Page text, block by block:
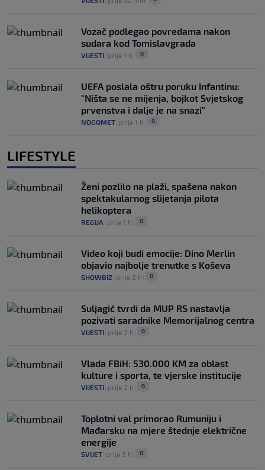
Vozač podlegao povredama nakon
sudara kod Tomislavgrada
VIJESTI prije 1 h 0
UEFA poslala oštru poruku Infantinu:
"Ništa se ne mijenja, bojkot Svjetskog
prvenstva i dalje je na snazi"
NOGOMET prije 1 h 0
LIFESTYLE
Ženi pozlilo na plaži, spašena nakon
spektakularnog slijetanja pilota
helikoptera
REGIJA prije 1 h 0
Video koji budi emocije: Dino Merlin
objavio najbolje trenutke s Koševa
SHOWBIZ prije 2 h 0
Suljagić tvrdi da MUP RS nastavlja
pozivati saradnike Memorijalnog centra
VIJESTI prije 2 h 0
Vlada FBiH: 530.000 KM za oblast
kulture i sporta, te vjerske institucije
VIJESTI prije 2 h 0
Toplotni val primorao Rumuniju i
Mađarsku na mjere štednje električne
energije
SVIJET prije 3 h 0